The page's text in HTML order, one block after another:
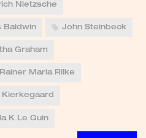
Nietzsche
Baldwin John Steinbeck
Graham
Rainer Maria Rilke
Kierkegaard
K Le Guin